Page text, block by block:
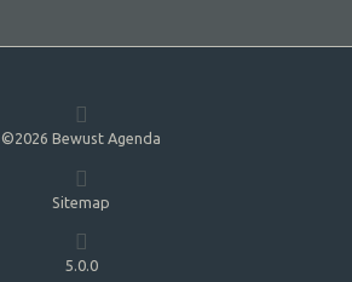
©2026 Bewust Agenda
Sitemap
5.0.0